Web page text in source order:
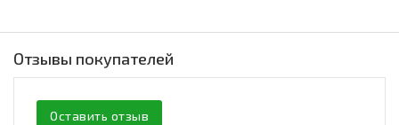
Отзывы покупателей
Оставить отзыв